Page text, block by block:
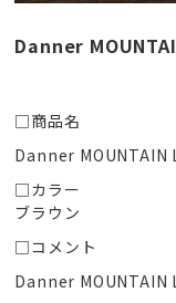
Danner
□商品名
Danner MOUNTAIN
□カラー
ブラウン
□コメント
Danner MOUNTAIN